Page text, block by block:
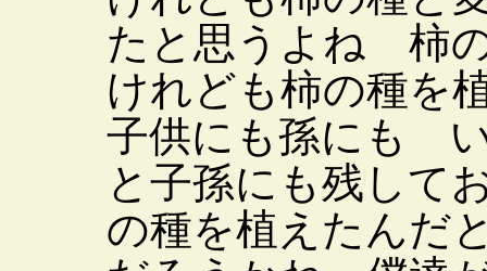
たと思うよね 柿
けれども柿の種を
子供にも孫にも
と子孫にも残して
の種を植えたんだ